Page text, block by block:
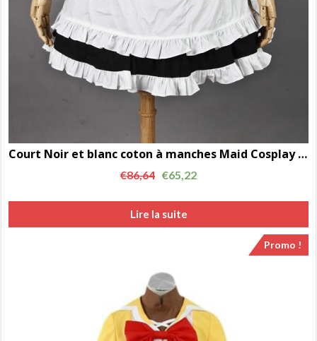
Court Noir et blanc coton à manches Maid Cosplay Costume LD00336
€86,64 €65,22
Lire la suite
Promo !